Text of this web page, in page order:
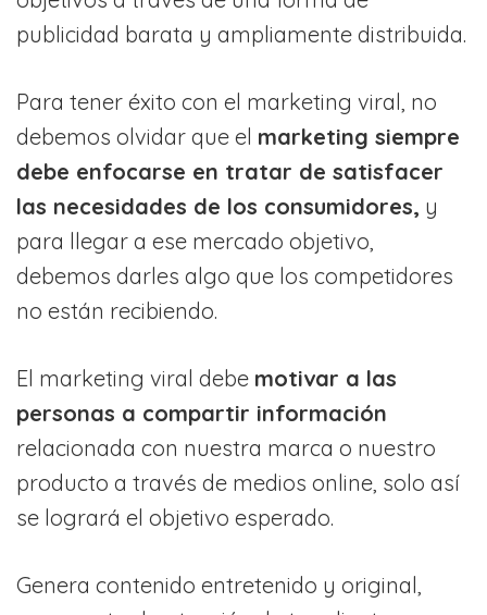
publicidad barata y ampliamente distribuida.
Para tener éxito con el marketing viral, no
debemos olvidar que el marketing siempre
debe enfocarse en tratar de satisfacer
las necesidades de los consumidores, y
para llegar a ese mercado objetivo,
debemos darles algo que los competidores
no están recibiendo.
El marketing viral debe motivar a las
personas a compartir información
relacionada con nuestra marca o nuestro
producto a través de medios online, solo así
se logrará el objetivo esperado.
Genera contenido entretenido y original,